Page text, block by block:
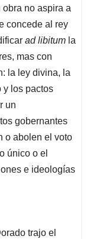
no aspira a
concede al rey
ad libitum la
mas con
la ley divina, la
y los pactos
un
gobernantes
o abolen el voto
único o el
e ideologías
trajo el